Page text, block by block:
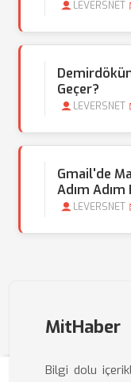
LEVERSNET
Geçer?
LEVERSNET
Gmail'de
Adım Adım
LEVERSNET
MitHaber
Bilgi dolu